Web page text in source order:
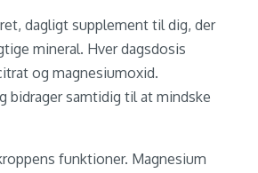
dagligt supplement til dig, der
mineral. Hver dagsdosis
og magnesiumoxid.
bidrager samtidig til at mindske
funktioner. Magnesium